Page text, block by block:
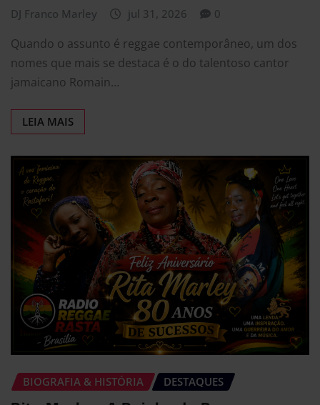
DJ Franco Marley jul 31, 2026 0
Quando o assunto é reggae contemporâneo, um dos
nomes que mais se destaca é o do talentoso cantor
jamaicano Romain…
LEIA MAIS
BIOGRAFIA & HISTÓRIA DESTAQUES